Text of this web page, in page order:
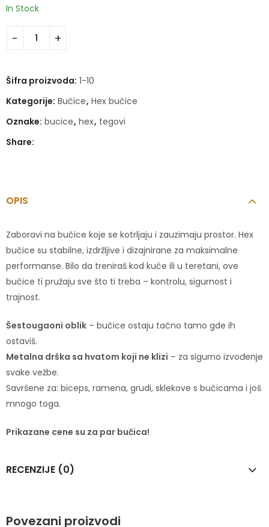
In Stock
Šifra proizvoda: 1-10
Kategorije: Bučice, Hex bučice
Oznake: bucice, hex, tegovi
Share:
OPIS
Zaboravi na bučice koje se kotrljaju i zauzimaju prostor. Hex
bučice su stabilne, izdržljive i dizajnirane za maksimalne
performanse. Bilo da treniraš kod kuće ili u teretani, ove
bučice ti pružaju sve što ti treba – kontrolu, sigurnost i
trajnost.
Šestougaoni oblik – bučice ostaju tačno tamo gde ih
ostaviš.
Metalna drška sa hvatom koji ne klizi – za sigurno izvođenje
svake vežbe.
Savršene za: biceps, ramena, grudi, sklekove s bučicama i još
mnogo toga.
Prikazane cene su za par bučica!
RECENZIJE (0)
Povezani proizvodi